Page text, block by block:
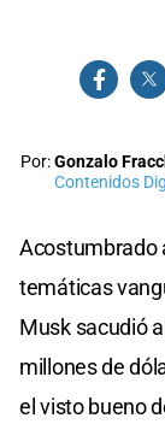
Por:Gonzalo
Contenidos
Acostumbrado
temáticas
Musk sacudió
millones de
el visto bueno